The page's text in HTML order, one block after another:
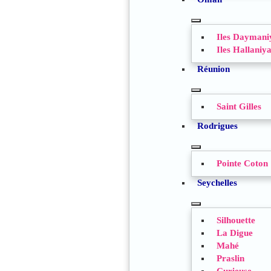
TOGGLE
SUBMENU
Iles
Iles
Réunion
TOGGLE
SUBMENU
Saint Gilles
Rodrigues
TOGGLE
SUBMENU
Pointe Coton
Seychelles
TOGGLE
SUBMENU
Silhouette
La Digue
Mahé
Praslin